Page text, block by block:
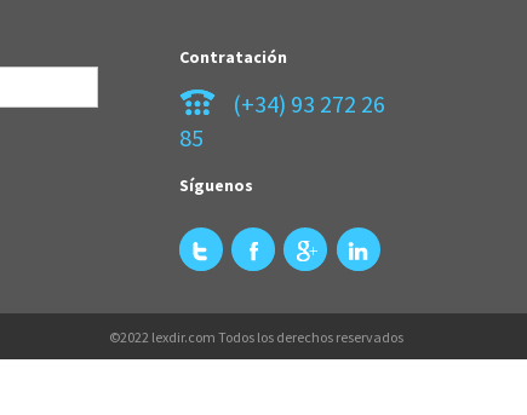
Contratación
(+34) 93 272 26
85
Síguenos
©2022 lexdir.com Todos los derechos reservados